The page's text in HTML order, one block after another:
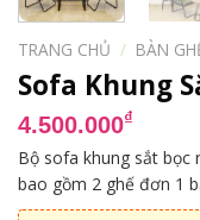
TRANG CHỦ / BÀN
Sofa Khung
4.500.000₫
Bộ sofa khung sắt bọc
bao gồm 2 ghế đơn 1